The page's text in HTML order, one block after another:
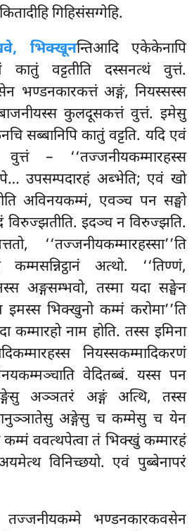
गिहिसंसग्गेहि.
भिक्खूनन्तिआदि एकेकेनापि
वट्टतीति दस्सनत्थं वुत्तं.
भण्डनकारकत्तं अङ्गं, नियस्सस्स
कुलदूसकत्तं वुत्तं. इमेसु
सब्बानिपि कातुं वट्टति. यदि एवं
– ‘‘तज्जनीयकम्मारहस्स
उपसम्पदारहं अब्भेति; एवं खो
अविनयकम्मं, एवञ्च पन सङ्घो
विरुज्झतीति. इदञ्च न विरुज्झति.
‘‘तज्जनीयकम्मारहस्सा’’ति
अत्थो. ‘‘तिण्णं,
अङ्गसम्भवो, तस्मा यदा सङ्घेन
इमस्स भिक्खुनो कम्मं करोमा’’ति
कम्मारहो नाम होति. तस्स इमिना
नियस्सकम्मादिकरणं
वेदितब्बं. यस्स पन
अञ्ञतरं अङ्गं अत्थि, तस्स
अङ्गेसु च कम्मेसु च येन
ववत्थपेत्वा तं भिक्खुं कम्मारहं
विनिच्छयो. एवं पुब्बेनापरं
तज्जनीयकम्मे भण्डनकारकवसेन